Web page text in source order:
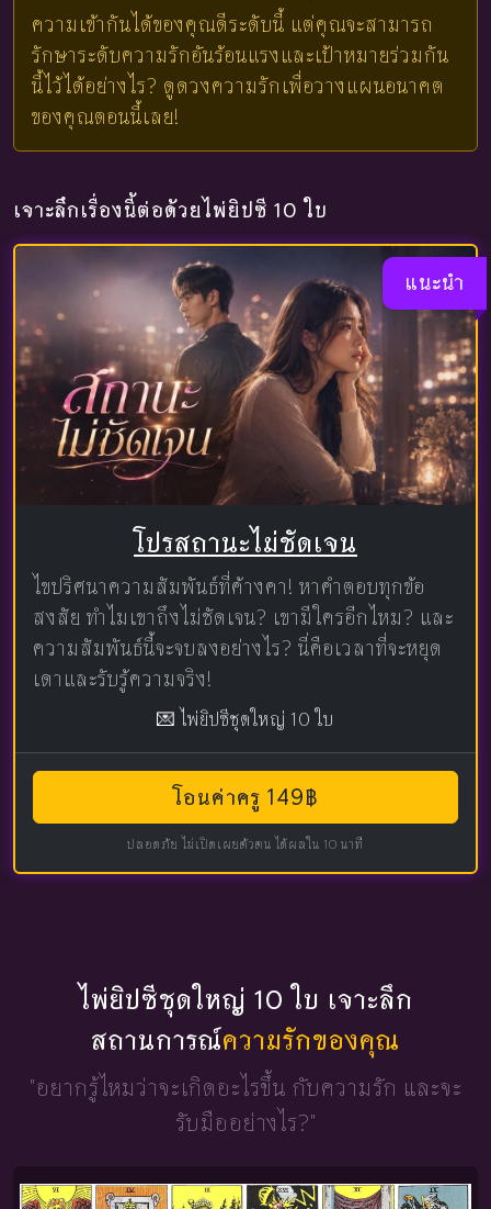
ความเข้ากันได้ของคุณดีระดับนี้ แต่คุณจะสามารถ
รักษาระดับความรักอันร้อนแรงและเป้าหมายร่วมกัน
นี้ไว้ได้อย่างไร? ดูดวงความรักเพื่อวางแผนอนาคต
ของคุณตอนนี้เลย!
เจาะลึกเรื่องนี้ต่อด้วยไพ่ยิปซี 10 ใบ
แนะนำ
โปรสถานะไม่ชัดเจน
ไขปริศนาความสัมพันธ์ที่ค้างคา! หาคำตอบทุกข้อ
สงสัย ทำไมเขาถึงไม่ชัดเจน? เขามีใครอีกไหม? และ
ความสัมพันธ์นี้จะจบลงอย่างไร? นี่คือเวลาที่จะหยุด
เดาและรับรู้ความจริง!
💌 ไพ่ยิปซีชุดใหญ่ 10 ใบ
โอนค่าครู 149฿
ปลอดภัย ไม่เปิดเผยตัวตน ได้ผลใน 10 นาที
ไพ่ยิปซีชุดใหญ่ 10 ใบ เจาะลึก
สถานการณ์ความรักของคุณ
"อยากรู้ไหมว่าจะเกิดอะไรขึ้น กับความรัก และจะ
รับมืออย่างไร?"